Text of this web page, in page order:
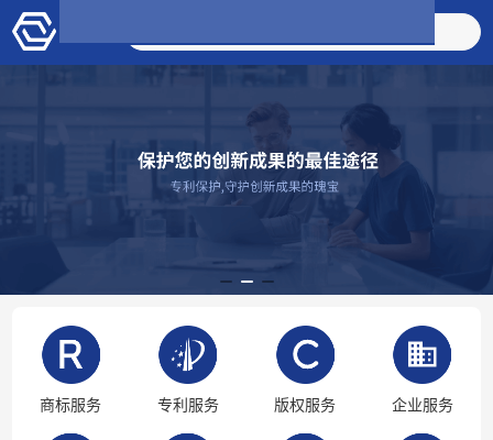
商标服务 专利服务 版权服务 企业服务